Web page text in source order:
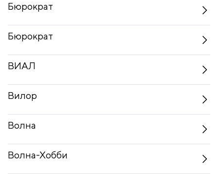
Бюрократ
Бюрократ
ВИАЛ
Вилор
Волна
Волна-Хобби